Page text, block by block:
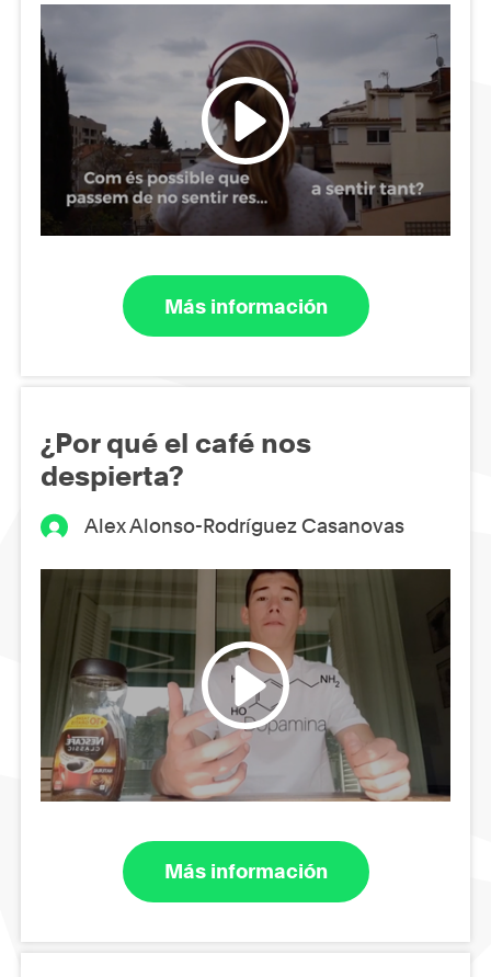
Más información
¿Por qué el café nos
despierta?
Alex Alonso-Rodríguez Casanovas
Más información